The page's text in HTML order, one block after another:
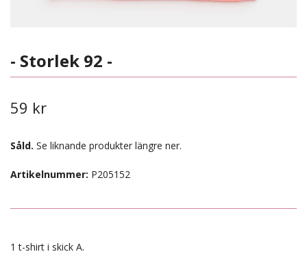
- Storlek 92 -
59 kr
Såld. Se liknande produkter längre ner.
Artikelnummer: P205152
1 t-shirt i skick A.